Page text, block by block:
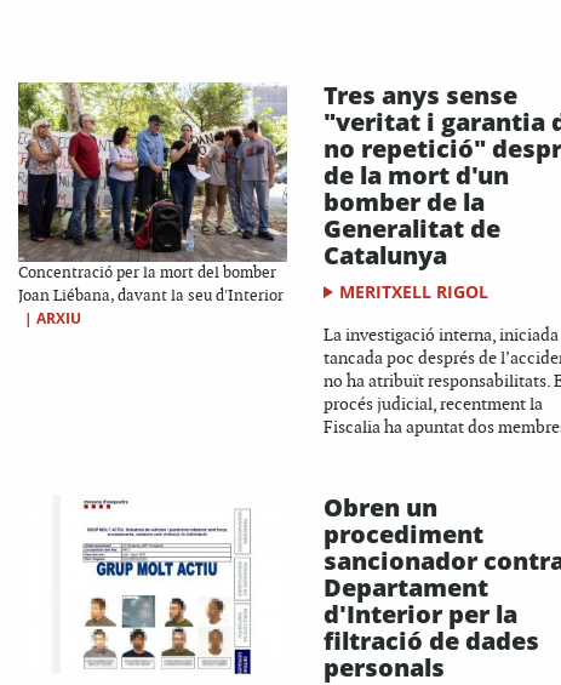
Concentració per la mort del bomber
Joan Liébana, davant la seu d'Interior
| ARXIU
Tres anys sense
"veritat i garantia
no repetició"
de la mort d'un
bomber de la
Generalitat de
Catalunya
MERITXELL RIGOL
La investigació interna,
tancada poc després de
no ha atribuït responsabilitats.
procés judicial, recentment la
Fiscalia ha apuntat dos
Obren un
procediment
sancionador
Departament
d'Interior per la
filtració de dades
personals